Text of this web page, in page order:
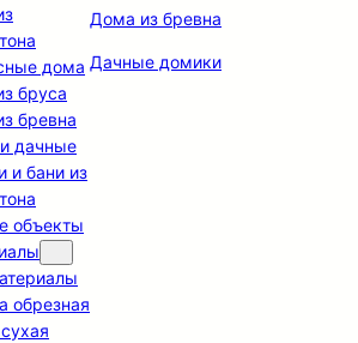
дома
бруса
бревна
дачные
и бани из
объекты
обрезная
Дома из бревна
Дачные домики